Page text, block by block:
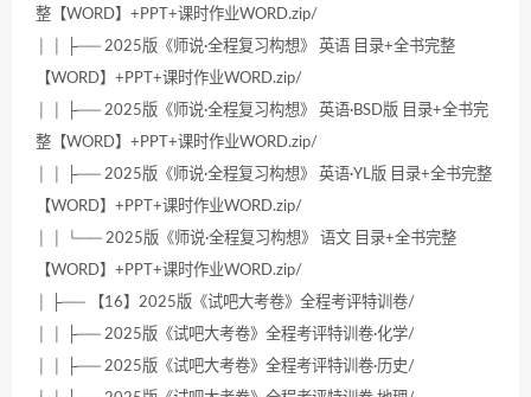
整【WORD】+PPT+课时作业WORD.zip/
│ │ ├── 2025版《师说·全程复习构想》 英语 目录+全书完整
【WORD】+PPT+课时作业WORD.zip/
│ │ ├── 2025版《师说·全程复习构想》 英语·BSD版 目录+全书完
整【WORD】+PPT+课时作业WORD.zip/
│ │ ├── 2025版《师说·全程复习构想》 英语·YL版 目录+全书完整
【WORD】+PPT+课时作业WORD.zip/
│ │ └── 2025版《师说·全程复习构想》 语文 目录+全书完整
【WORD】+PPT+课时作业WORD.zip/
│ ├── 【16】2025版《试吧大考卷》全程考评特训卷/
│ │ ├── 2025版《试吧大考卷》全程考评特训卷·化学/
│ │ ├── 2025版《试吧大考卷》全程考评特训卷·历史/